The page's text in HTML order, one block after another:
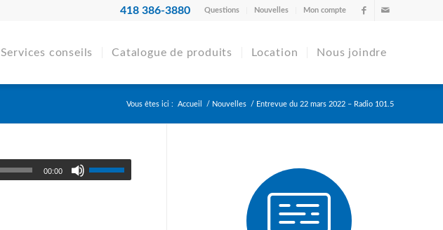
Questions Nouvelles Mon compte
418 386-3880
Services conseils Catalogue de produits Location Nous joindre
Vous êtes ici : Accueil / Nouvelles / Entrevue du 22 mars 2022 – Radio 101.5
00:00